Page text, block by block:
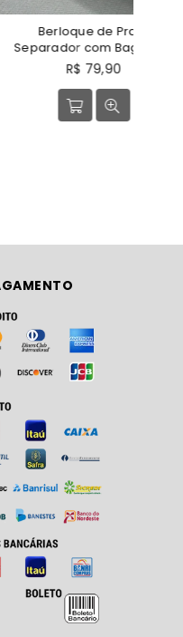
de Prata
com Baguetes